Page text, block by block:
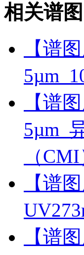
相关谱图
【谱
【谱
5µm_
（
【谱
【谱